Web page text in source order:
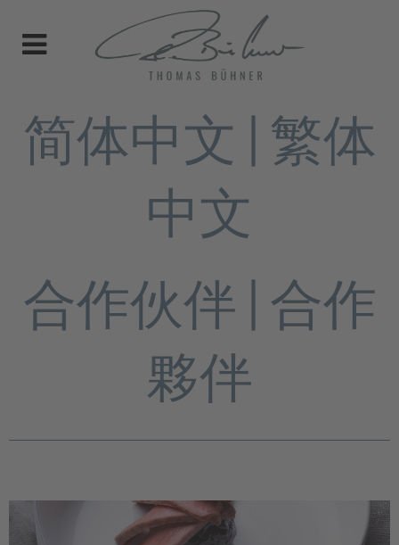
简体中文 | 繁体
中文
合作伙伴 | 合作
夥伴